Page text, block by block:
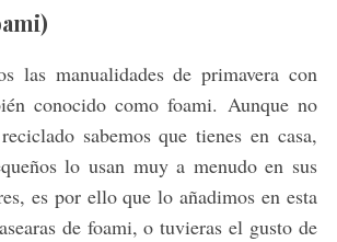
las manualidades de primavera con
conocido como foami. Aunque no
sabemos que tienes en casa,
lo usan muy a menudo en sus
es por ello que lo añadimos en esta
de foami, o tuvieras el gusto de